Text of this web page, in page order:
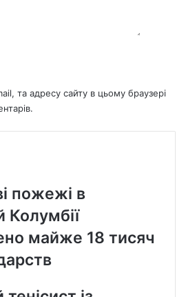
та адресу сайту в цьому браузері
пожежі в
Колумбії
майже 18 тисяч